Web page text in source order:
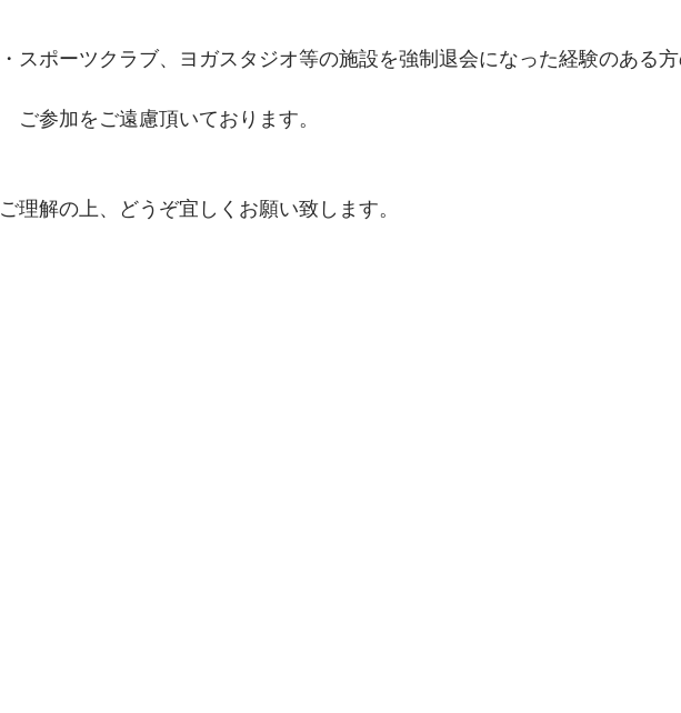
・スポーツクラブ、ヨガスタジオ等の施設を強制退会になった経験のある
ご参加をご遠慮頂いております。
ご理解の上、どうぞ宜しくお願い致します。